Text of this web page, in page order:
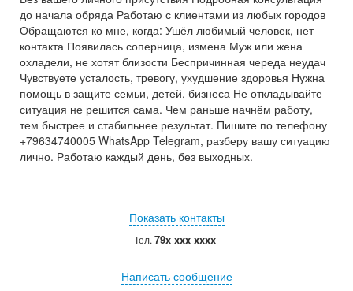
до начала обряда Работаю с клиентами из любых городов
Обращаются ко мне, когда: Ушёл любимый человек, нет
контакта Появилась соперница, измена Муж или жена
охладели, не хотят близости Беспричинная череда неудач
Чувствуете усталость, тревогу, ухудшение здоровья Нужна
помощь в защите семьи, детей, бизнеса Не откладывайте
ситуация не решится сама. Чем раньше начнём работу,
тем быстрее и стабильнее результат. Пишите по телефону
+79634740005 WhatsApp Telegram, разберу вашу ситуацию
лично. Работаю каждый день, без выходных.
Показать контакты
Тел. 79x xxx xxxx
Написать сообщение